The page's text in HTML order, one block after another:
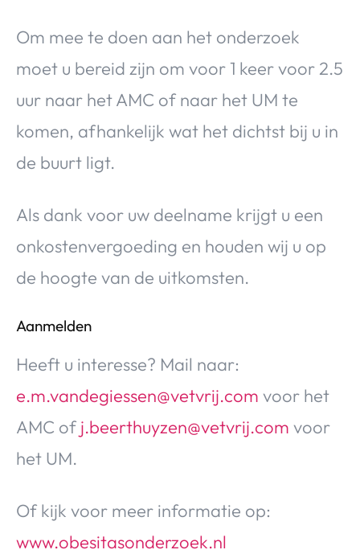
Om mee te doen aan het onderzoek
moet u bereid zijn om voor 1 keer voor 2.5
uur naar het AMC of naar het UM te
komen, afhankelijk wat het dichtst bij u in
de buurt ligt.
Als dank voor uw deelname krijgt u een
onkostenvergoeding en houden wij u op
de hoogte van de uitkomsten.
Aanmelden
Heeft u interesse? Mail naar:
e.m.vandegiessen@vetvrij.com voor het
AMC of j.beerthuyzen@vetvrij.com voor
het UM.
Of kijk voor meer informatie op:
www.obesitasonderzoek.nl